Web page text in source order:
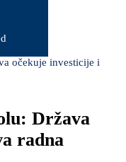
očekuje investicije i
Država
radna